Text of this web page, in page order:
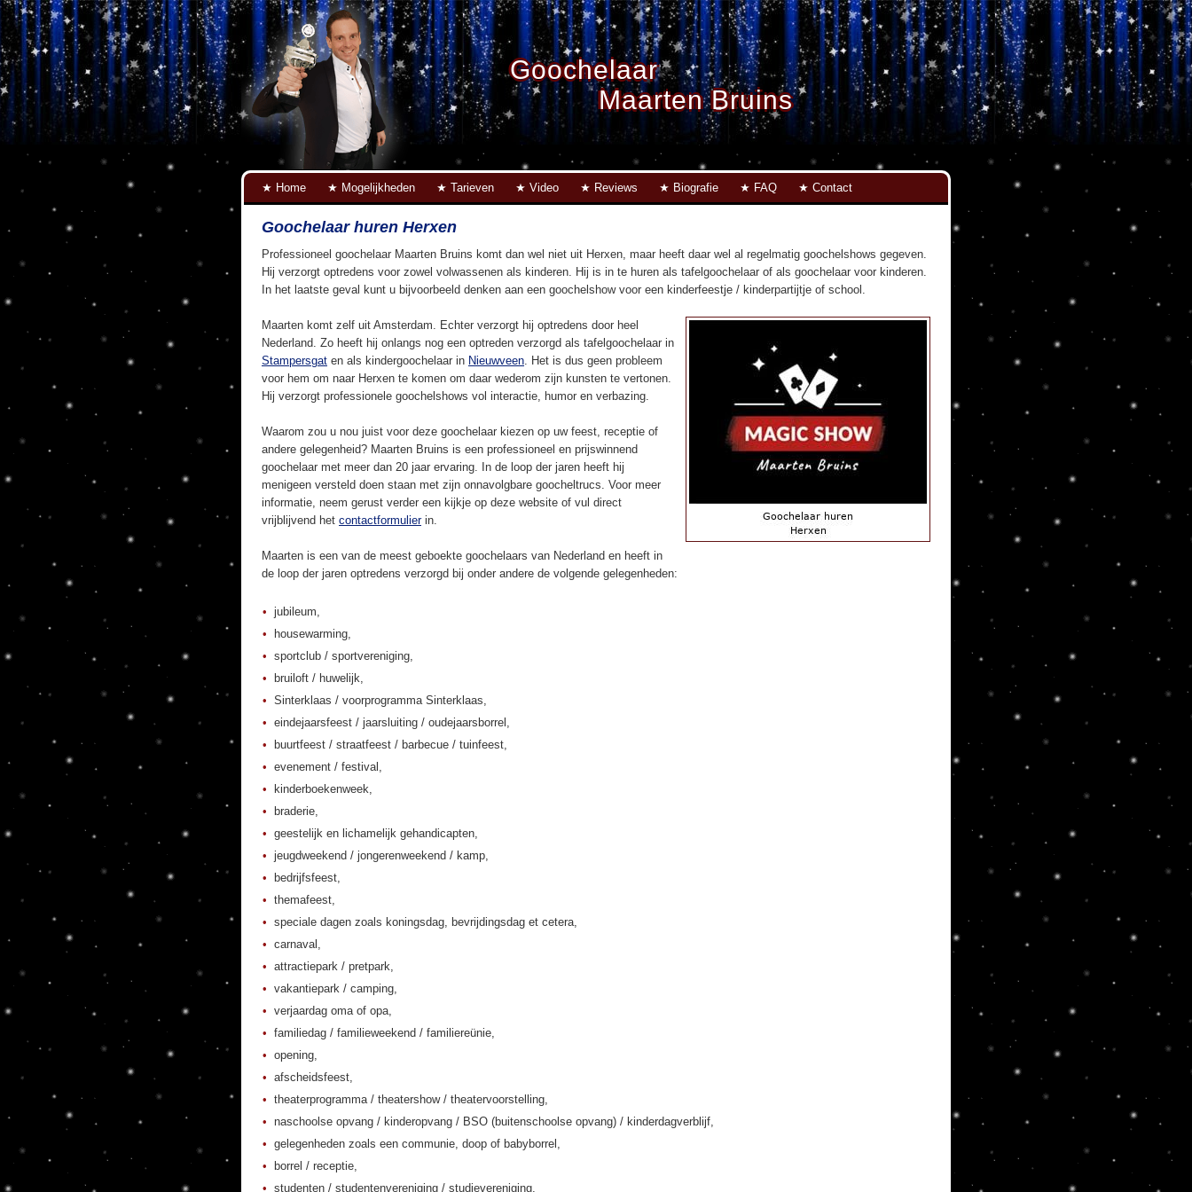
Goochelaar
Maarten Bruins
Home Mogelijkheden Tarieven Video Reviews Biografie FAQ Contact
Goochelaar huren Herxen
Professioneel goochelaar Maarten Bruins komt dan wel niet uit Herxen, maar heeft daar wel al regelmatig goochelshows gegeven.
Hij verzorgt optredens voor zowel volwassenen als kinderen. Hij is in te huren als tafelgoochelaar of als goochelaar voor kinderen.
In het laatste geval kunt u bijvoorbeeld denken aan een goochelshow voor een kinderfeestje / kinderpartijtje of school.
Maarten komt zelf uit Amsterdam. Echter verzorgt hij optredens door heel
Nederland. Zo heeft hij onlangs nog een optreden verzorgd als tafelgoochelaar in
Stampersgat en als kindergoochelaar in Nieuwveen. Het is dus geen probleem
voor hem om naar Herxen te komen om daar wederom zijn kunsten te vertonen.
Hij verzorgt professionele goochelshows vol interactie, humor en verbazing.
Waarom zou u nou juist voor deze goochelaar kiezen op uw feest, receptie of
andere gelegenheid? Maarten Bruins is een professioneel en prijswinnend
goochelaar met meer dan 20 jaar ervaring. In de loop der jaren heeft hij
menigeen versteld doen staan met zijn onnavolgbare goocheltrucs. Voor meer
informatie, neem gerust verder een kijkje op deze website of vul direct
vrijblijvend het contactformulierin.
Maarten is een van de meest geboekte goochelaars van Nederland en heeft in
de loop der jaren optredens verzorgd bij onder andere de volgende gelegenheden:
jubileum,
housewarming,
sportclub / sportvereniging,
bruiloft / huwelijk,
Sinterklaas / voorprogramma Sinterklaas,
eindejaarsfeest / jaarsluiting / oudejaarsborrel,
buurtfeest / straatfeest / barbecue / tuinfeest,
evenement / festival,
kinderboekenweek,
braderie,
geestelijk en lichamelijk gehandicapten,
jeugdweekend / jongerenweekend / kamp,
bedrijfsfeest,
themafeest,
speciale dagen zoals koningsdag, bevrijdingsdag et cetera,
carnaval,
attractiepark / pretpark,
vakantiepark / camping,
verjaardag oma of opa,
familiedag / familieweekend / familiereünie,
opening,
afscheidsfeest,
theaterprogramma / theatershow / theatervoorstelling,
naschoolse opvang / kinderopvang / BSO (buitenschoolse opvang) / kinderdagverblijf,
gelegenheden zoals een communie, doop of babyborrel,
borrel / receptie,
studenten / studentenvereniging / studievereniging,